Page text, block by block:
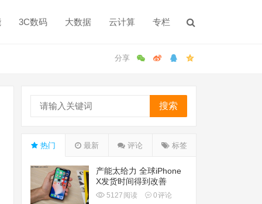
3C数码 大数据 云计算 专栏
搜索
热门 最新 评论 标签
产能太给力 全球iPhone
X发货时间得到改善
5127 阅读 0评论